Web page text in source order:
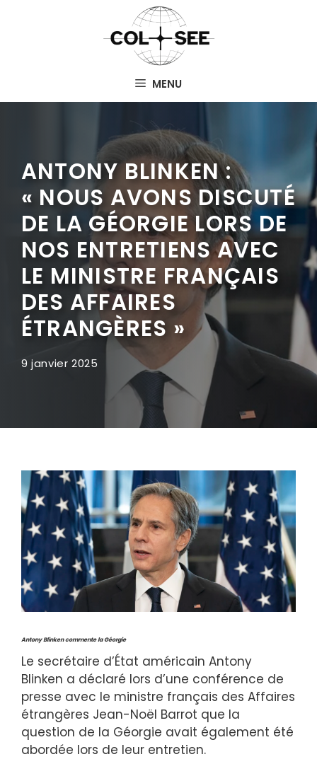
MENU
ANTONY BLINKEN :
« NOUS AVONS DISCUTÉ
DE LA GÉORGIE LORS DE
NOS ENTRETIENS AVEC
LE MINISTRE FRANÇAIS
DES AFFAIRES
ÉTRANGÈRES »
9 janvier 2025
Antony Blinken commente la Géorgie
Le secrétaire d’État américain Antony
Blinken a déclaré lors d’une conférence de
presse avec le ministre français des Affaires
étrangères Jean-Noël Barrot que la
question de la Géorgie avait également été
abordée lors de leur entretien.